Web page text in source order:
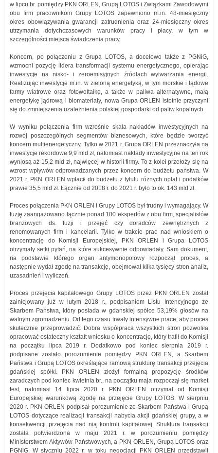
w lipcu br. pomiędzy PKN ORLEN, Grupą LOTOS i Związkami Zawodowymi
obu firm pracownikom Grupy LOTOS zapewniono m.in. 48-miesięczny
okres obowiązywania gwarancji zatrudnienia oraz 24-miesięczny okres
utrzymania dotychczasowych warunków pracy i płacy, w tym w
szczególności miejsca świadczenia pracy.
Koncern, po połączeniu z Grupą LOTOS, a docelowo także z PGNiG,
wzmocni pozycję lidera transformacji systemu energetycznego, opierając
inwestycje na nisko- i zeroemisyjnych źródłach wytwarzania energii.
Realizując inwestycje m.in. w zieloną energetyką, w tym morskie i lądowe
farmy wiatrowe oraz fotowoltaikę, a także w paliwa alternatywne, małą
energetykę jądrową i biomateriały, nowa Grupa ORLEN istotnie przyczyni
się do zmniejszenia uzależnienia polskiej gospodarki od paliw kopalnych.
W wyniku połączenia firm wzrośnie skala nakładów inwestycyjnych na
rozwój poszczególnych segmentów biznesowych, które będzie tworzyć
koncern multienergetyczny. Tylko w 2021 r. Grupa ORLEN przeznaczyła na
inwestycje rekordowe 9,9 mld zł, natomiast nakłady inwestycyjne na ten rok
wyniosą aż 15,2 mld zł, najwięcej w historii firmy. To z kolei przełoży się na
wzrost wpływów odprowadzanych przez koncern do budżetu państwa. W
2021 r. PKN ORLEN wpłacił do budżetu z tytułu różnych opłat i podatków
prawie 35,5 mld zł. Łącznie od 2018 r. do 2021 r. było to ok. 143 mld zł.
Proces połączenia PKN ORLEN i Grupy LOTOS był trudny i wymagający. W
fuzję zaangażowano łącznie ponad 100 ekspertów z obu firm, specjalistów
branżowych ds. fuzji i przejęć czy doradców zewnętrznych z
renomowanych firm i kancelarii. Tylko w trakcie prac nad wnioskiem o
koncentrację do Komisji Europejskiej, PKN ORLEN i Grupa LOTOS
otrzymały setki pytań, na które sukcesywnie odpowiadały. Sam dokument,
na podstawie którego organ antymonopolowy rozpoczął proces, a
następnie wydał zgodę na transakcję, obejmował kilka tysięcy stron analiz,
uzasadnień i wyliczeń.
Proces przejęcia kapitałowego Grupy LOTOS przez PKN ORLEN został
zainicjowany już w lutym 2018 r., podpisaniem Listu Intencyjnego ze
Skarbem Państwa, który posiada w gdańskiej spółce 53,19% głosów na
walnym zgromadzeniu. Od tego czasu trwały intensywne prace, aby proces
skutecznie przeprowadzić. Dobra współpraca wszystkich stron pozwoliła
opracować ostateczny kształt wniosku o koncentrację, który trafił do Komisji
na początku lipca 2019 r. Dodatkowo pod koniec sierpnia 2019 r.
podpisane zostało porozumienie pomiędzy PKN ORLEN, a Skarbem
Państwa i Grupą LOTOS określające ramową strukturę transakcji przejęcia
gdańskiej spółki. PKN ORLEN złożył formalną propozycję środków
zaradczych pod koniec kwietnia br., na początku maja rozpoczął się market
test, natomiast 14 lipca 2020 r. PKN ORLEN otrzymał od Komisji
Europejskiej warunkową zgodę na przejęcie Grupy LOTOS. W sierpniu
2020 r. PKN ORLEN podpisał porozumienie ze Skarbem Państwa i Grupą
LOTOS dotyczące realizacji transakcji nabycia akcji gdańskiej grupy, a w
konsekwencji przejęcia nad nią kontroli kapitałowej. Struktura transakcji
została potwierdzona w maju 2021 r. w porozumieniu pomiędzy
Ministerstwem Aktywów Państwowych, a PKN ORLEN, Grupą LOTOS oraz
PGNiG. W styczniu 2022 r. w toku negocjacji PKN ORLEN przedstawił